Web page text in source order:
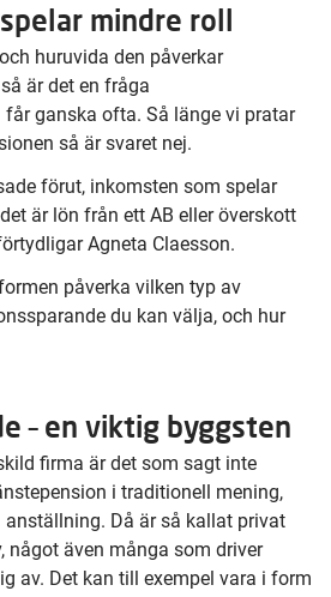
mindre roll
huruvida den påverkar
är det en fråga
ganska ofta. Så länge vi pratar
så är svaret nej.
förut, inkomsten som spelar
är lön från ett AB eller överskott
Agneta Claesson.
påverka vilken typ av
du kan välja, och hur
– en viktig byggsten
firma är det som sagt inte
i traditionell mening,
anställning. Då är så kallat privat
något även många som driver
av. Det kan till exempel vara i form